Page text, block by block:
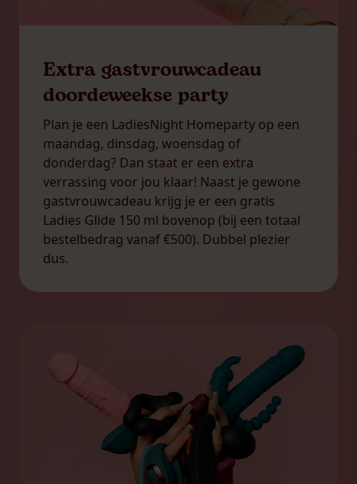
Extra gastvrouwcadeau
doordeweekse party
Plan je een LadiesNight Homeparty op een
maandag, dinsdag, woensdag of
donderdag? Dan staat er een extra
verrassing voor jou klaar! Naast je gewone
gastvrouwcadeau krijg je er een gratis
Ladies Glide 150 ml bovenop (bij een totaal
bestelbedrag vanaf €500). Dubbel plezier
dus.